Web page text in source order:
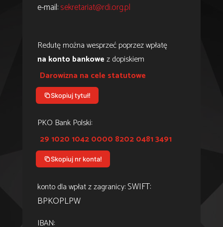
e-mail:sekretariat@rdi.org.pl
Redutę można wesprzeć poprzez wpłatę
na konto bankowez dopiskiem
Darowizna na cele statutowe
Skopiuj tytuł!
PKO Bank Polski:
29 1020 1042 0000 8202 0481 3491
Skopiuj nr konta!
konto dla wpłat z zagranicy:SWIFT:
BPKOPLPW
IBAN: